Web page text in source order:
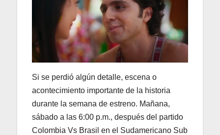
Si se perdió algún detalle, escena o
acontecimiento importante de la historia
durante la semana de estreno. Mañana,
sábado a las 6:00 p.m., después del partido
Colombia Vs Brasil en el Sudamericano Sub